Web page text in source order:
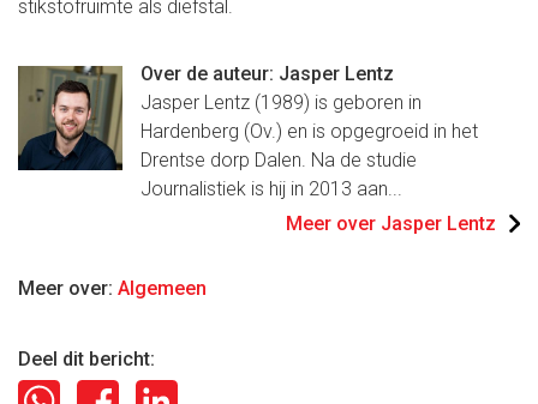
stikstofruimte als diefstal.
Over de auteur: Jasper Lentz
Jasper Lentz (1989) is geboren in
Hardenberg (Ov.) en is opgegroeid in het
Drentse dorp Dalen. Na de studie
Journalistiek is hij in 2013 aan...
Meer over Jasper Lentz
Meer over: Algemeen
Deel dit bericht: